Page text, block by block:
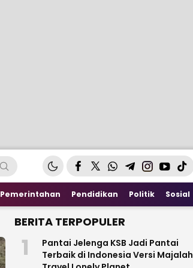
Pemerintahan Pendidikan Politik Sosial
BERITA TERPOPULER
1
Pantai Jelenga KSB Jadi Pantai
Terbaik di Indonesia Versi Majalah